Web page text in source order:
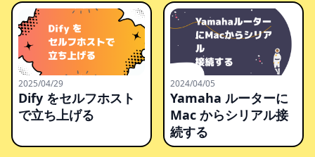
2025/04/29
Dify をセルフホスト
で立ち上げる
2024/04/05
Yamaha ルーターに
Mac からシリアル接
続する